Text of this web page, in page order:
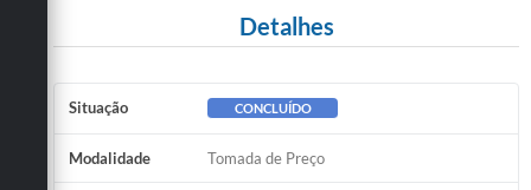
Detalhes
Situação CONCLUÍDO
Modalidade Tomada de Preço